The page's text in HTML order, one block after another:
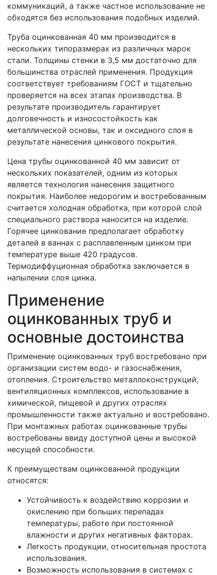
коммуникаций, а также частное использование не
обходятся без использования подобных изделий.
Труба оцинкованная 40 мм производится в
нескольких типоразмерах из различных марок
стали. Толщины стенки в 3,5 мм достаточно для
большинства отраслей применения. Продукция
соответствует требованиям ГОСТ и тщательно
проверяется на всех этапах производства. В
результате производитель гарантирует
долговечность и износостойкость как
металлической основы, так и оксидного слоя в
результате нанесения цинкового покрытия.
Цена трубы оцинкованной 40 мм зависит от
нескольких показателей, одним из которых
является технология нанесения защитного
покрытия. Наиболее недорогим и востребованным
считается холодная обработка, при которой слой
специального раствора наносится на изделие.
Горячее цинкование предполагает обработку
деталей в ваннах с расплавленным цинком при
температуре выше 420 градусов.
Термодиффуционная обработка заключается в
напылении слоя цинка.
Применение
оцинкованных труб и
основные достоинства
Применение оцинкованных труб востребовано при
организации систем водо- и газоснабжения,
отопления. Строительство металлоконструкций,
вентиляционных комплексов, использование в
химической, пищевой и других отраслях
промышленности также актуально и востребовано.
При монтажных работах оцинкованные трубы
востребованы ввиду доступной цены и высокой
несущей способности.
К преимуществам оцинкованной продукции
относятся:
Устойчивость к воздействию коррозии и
окислению при больших перепадах
температуры, работе при постоянной
влажности и других негативных факторах.
Легкость продукции, относительная простота
использования.
Возможность использования в системах с